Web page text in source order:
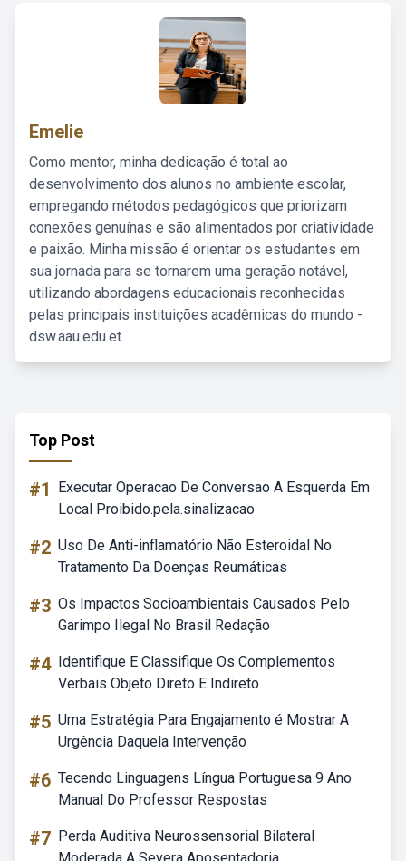
Emelie
Como mentor, minha dedicação é total ao
desenvolvimento dos alunos no ambiente escolar,
empregando métodos pedagógicos que priorizam
conexões genuínas e são alimentados por criatividade
e paixão. Minha missão é orientar os estudantes em
sua jornada para se tornarem uma geração notável,
utilizando abordagens educacionais reconhecidas
pelas principais instituições acadêmicas do mundo -
dsw.aau.edu.et.
Top Post
#1
Executar Operacao De Conversao A Esquerda Em
Local Proibido.pela.sinalizacao
#2 Uso De Anti-inflamatório Não Esteroidal No
Tratamento Da Doenças Reumáticas
#3 Os Impactos Socioambientais Causados Pelo
Garimpo Ilegal No Brasil Redação
#4 Identifique E Classifique Os Complementos
Verbais Objeto Direto E Indireto
#5 Uma Estratégia Para Engajamento é Mostrar A
Urgência Daquela Intervenção
#6 Tecendo Linguagens Língua Portuguesa 9 Ano
Manual Do Professor Respostas
#7 Perda Auditiva Neurossensorial Bilateral